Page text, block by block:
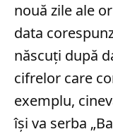
nouă zile ale
data
născuți după
cifrelor care
exemplu,
își va serba